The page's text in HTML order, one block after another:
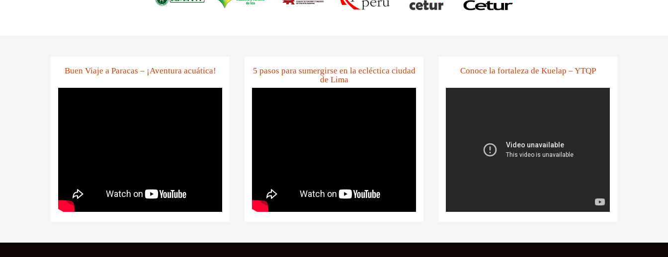
Buen Viaje a Paracas – ¡Aventura acuática!
5 pasos para sumergirse en la ecléctica ciudad
de Lima
Conoce la fortaleza de Kuelap – YTQP